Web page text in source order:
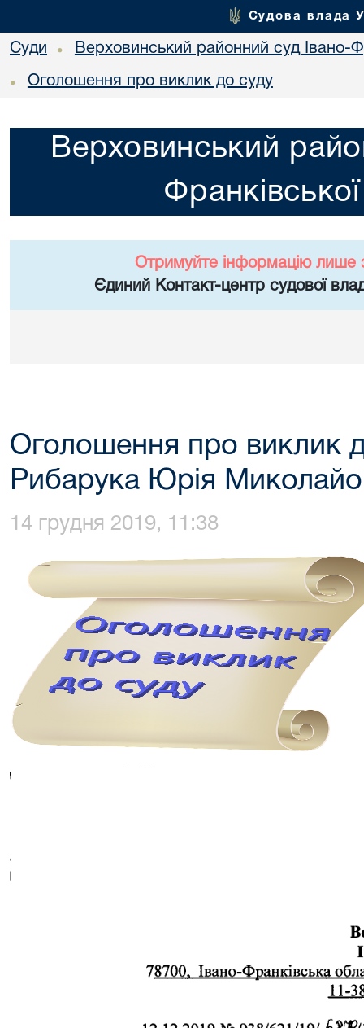
Судова влада
Суди • Верховинський районний суд Івано-
• Оголошення про виклик до суду
Верховинський
Отримуйте інформацію лише
Єдиний Контакт-центр судової
Оголошення про виклик
Рибарука Юрія
14 грудня 2019, 11:38